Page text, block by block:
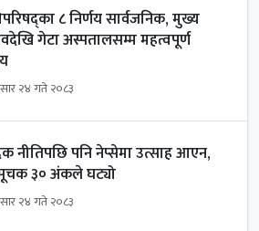
८ निर्णय सार्वजनिक, मुख्य
गेटा अस्पतालसम्म महत्वपूर्ण
२४ गते २०८३
नीतिपछि पनि नेप्सेमा उत्साह आएन,
३० अंकले घट्यो
२४ गते २०८३